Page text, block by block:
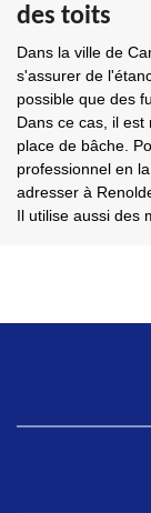
des toits
Dans la ville de
s'assurer de
possible que des
Dans ce cas, il
place de bâche.
professionnel en
adresser à
Il utilise aussi des